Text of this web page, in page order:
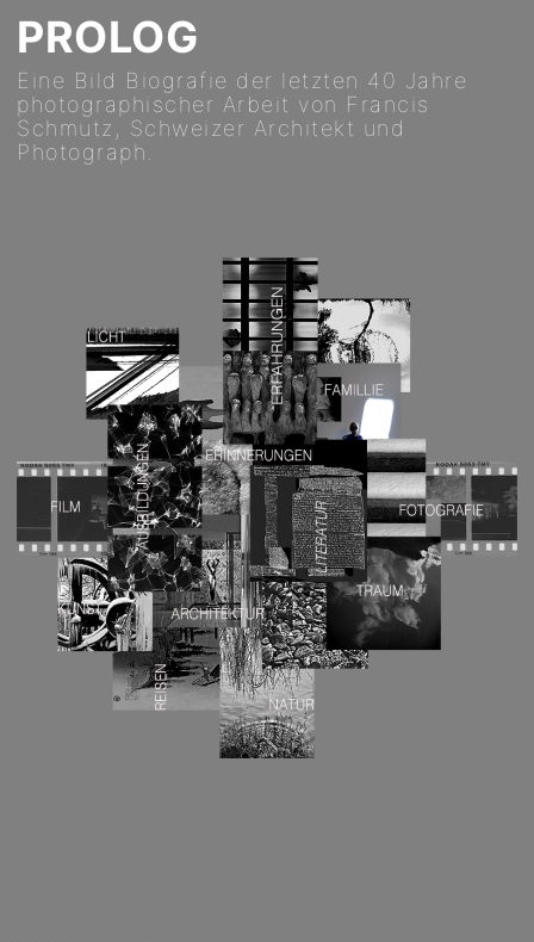
PROLOG
Eine Bild Biografie der letzten 40 Jahre
photographischer Arbeit von Francis
Schmutz, Schweizer Architekt und
Photograph.